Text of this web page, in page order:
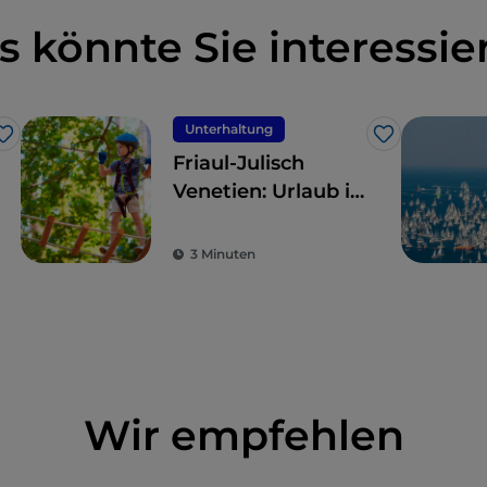
könnte Sie
Like
Unterhaltung
Like
Friaul-Julisch
Venetien: Urlaub in
einem Baum) im
3 Minuten
Wir empfehlen